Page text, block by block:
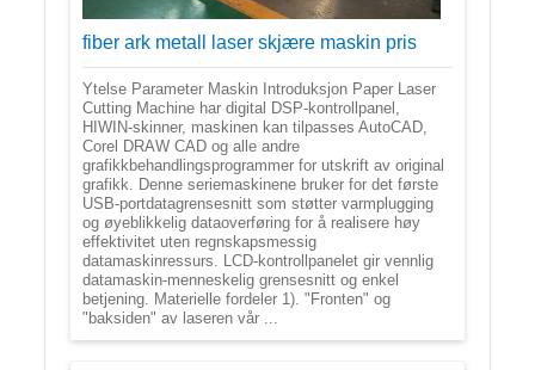
fiber ark metall laser skjære maskin pris
Ytelse Parameter Maskin Introduksjon Paper Laser
Cutting Machine har digital DSP-kontrollpanel,
HIWIN-skinner, maskinen kan tilpasses AutoCAD,
Corel DRAW CAD og alle andre
grafikkbehandlingsprogrammer for utskrift av original
grafikk. Denne seriemaskinene bruker for det første
USB-portdatagrensesnitt som støtter varmplugging
og øyeblikkelig dataoverføring for å realisere høy
effektivitet uten regnskapsmessig
datamaskinressurs. LCD-kontrollpanelet gir vennlig
datamaskin-menneskelig grensesnitt og enkel
betjening. Materielle fordeler 1). "Fronten" og
"baksiden" av laseren vår ...